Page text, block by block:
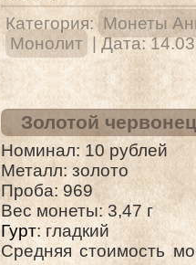
Категория: Монеты
Монолит
| Дата:
Золотой
Номинал: 10 рублей
Металл: золото
Проба: 969
Вес монеты: 3,47 г
Гурт: гладкий
Средняя стоимость